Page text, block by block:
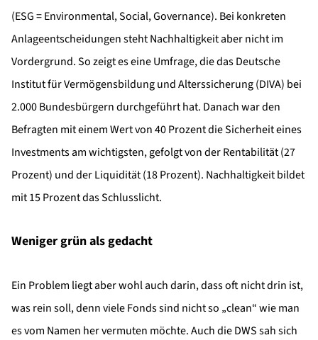
(ESG = Environmental, Social, Governance). Bei konkreten
Anlageentscheidungen steht Nachhaltigkeit aber nicht im
Vordergrund. So zeigt es eine Umfrage, die das Deutsche
Institut für Vermögensbildung und Alterssicherung (DIVA) bei
2.000 Bundesbürgern durchgeführt hat. Danach war den
Befragten mit einem Wert von 40 Prozent die Sicherheit eines
Investments am wichtigsten, gefolgt von der Rentabilität (27
Prozent) und der Liquidität (18 Prozent). Nachhaltigkeit bildet
mit 15 Prozent das Schlusslicht.
Weniger grün als gedacht
Ein Problem liegt aber wohl auch darin, dass oft nicht drin ist,
was rein soll, denn viele Fonds sind nicht so „clean“ wie man
es vom Namen her vermuten möchte. Auch die DWS sah sich